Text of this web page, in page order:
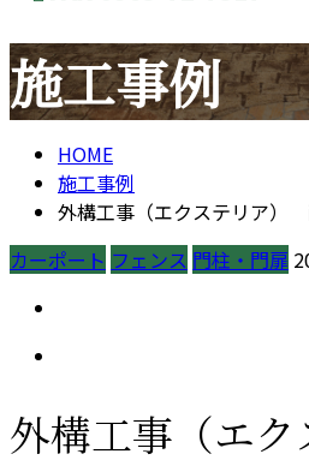
メールフォーム
施工事例
HOME
施工事例
外構工事（エクステリア）
カーポート フェンス 門柱・門扉
外構工事（エク